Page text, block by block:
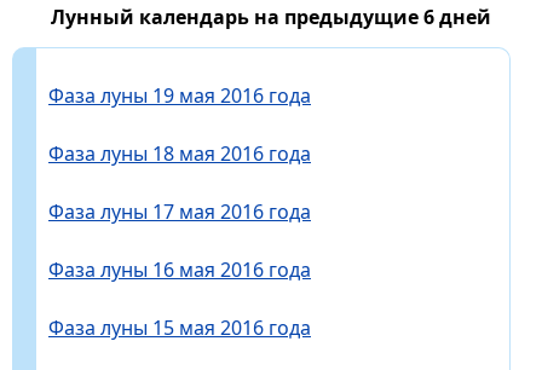
Лунный календарь на предыдущие 6 дней
Фаза луны 19 мая 2016 года
Фаза луны 18 мая 2016 года
Фаза луны 17 мая 2016 года
Фаза луны 16 мая 2016 года
Фаза луны 15 мая 2016 года